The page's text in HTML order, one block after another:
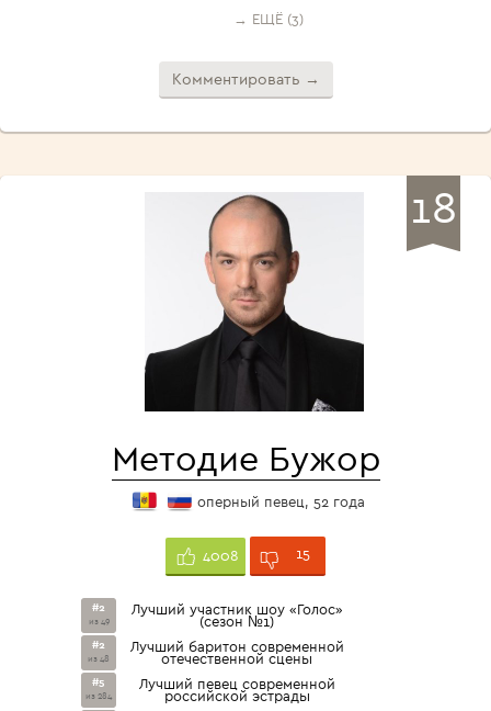
→ ЕЩЁ (3)
Комментировать →
18
Методие Бужор
оперный певец, 52 года
4008 15
#2
из 49
Лучший участник шоу «Голос»
(сезон №1)
#2
из 48
Лучший баритон современной
отечественной сцены
#5
из 284
Лучший певец современной
российской эстрады